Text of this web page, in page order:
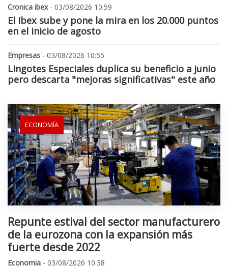
Cronica ibex- 03/08/2026 10:59
El Ibex sube y pone la mira en los 20.000 puntos
en el inicio de agosto
Empresas - 03/08/2026 10:55
Lingotes Especiales duplica su beneficio a junio
pero descarta "mejoras significativas" este año
ECONOMÍA
Repunte estival del sector manufacturero
de la eurozona con la expansión más
fuerte desde 2022
Economia - 03/08/2026 10:38